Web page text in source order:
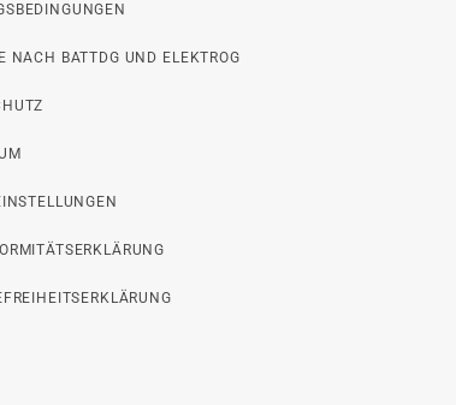
NACH BATTDG UND ELEKTROG